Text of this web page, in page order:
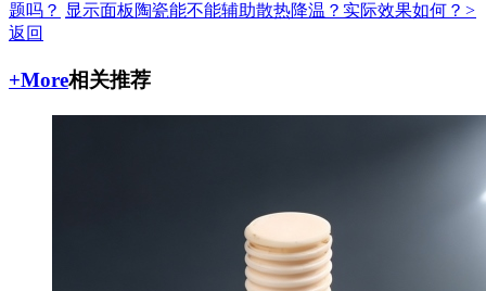
题吗？ 显示面板陶瓷能不能辅助散热降温？实际效果如何？ >
返回
+More相关推荐